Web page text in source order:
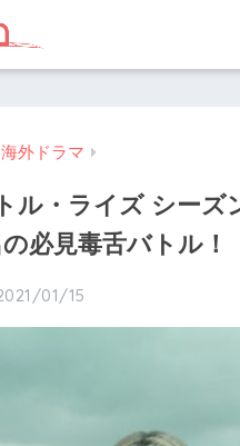
海外ドラマ
ル・ライズ シー
必見毒舌バトル！
01/15